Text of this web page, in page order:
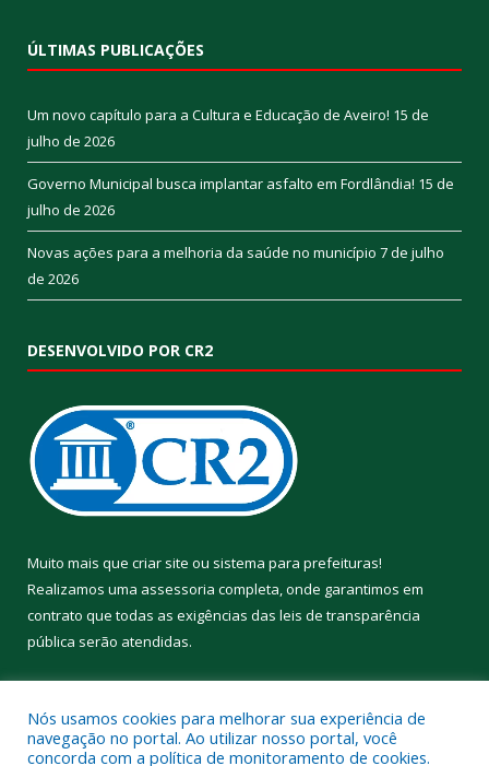
ÚLTIMAS PUBLICAÇÕES
Um novo capítulo para a Cultura e Educação de Aveiro! 15 de
julho de 2026
Governo Municipal busca implantar asfalto em Fordlândia! 15 de
julho de 2026
Novas ações para a melhoria da saúde no município 7 de julho
de 2026
DESENVOLVIDO POR CR2
Muito mais que criar site ou sistema para prefeituras!
Realizamos uma assessoria completa, onde garantimos em
contrato que todas as exigências das leis de transparência
pública serão atendidas.
Nós usamos cookies para melhorar sua experiência de
navegação no portal. Ao utilizar nosso portal, você
concorda com a política de monitoramento de cookies.